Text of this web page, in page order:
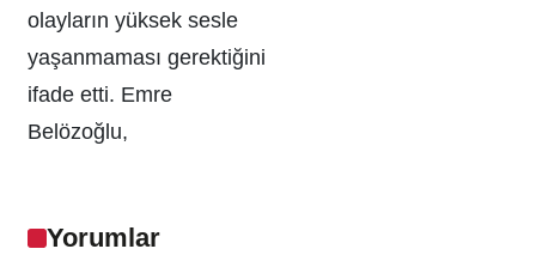
olayların yüksek sesle
yaşanmaması gerektiğini
ifade etti. Emre
Belözoğlu,
Yorumlar